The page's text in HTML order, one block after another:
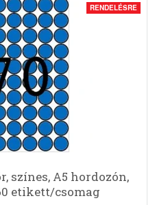
RENDELÉSRE
színes, A5 hordozón,
etikett/csomag